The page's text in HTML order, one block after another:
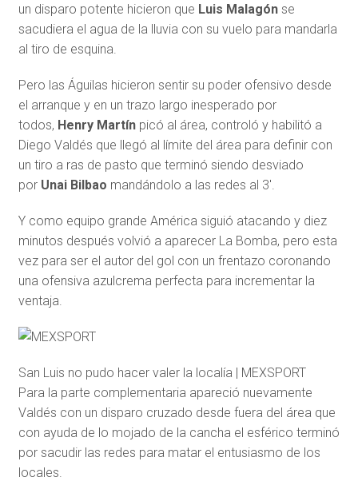
un disparo potente hicieron que Luis Malagónse
sacudiera el agua de la lluvia con su vuelo para mandarla
al tiro de esquina.
Pero las Águilas hicieron sentir su poder ofensivo desde
el arranque y en un trazo largo inesperado por
todos, Henry Martínpicó al área, controló y habilitó a
Diego Valdés que llegó al límite del área para definir con
un tiro a ras de pasto que terminó siendo desviado
por Unai Bilbao mandándolo a las redes al 3′.
Y como equipo grande América siguió atacando y diez
minutos después volvió a aparecer La Bomba, pero esta
vez para ser el autor del gol con un frentazo coronando
una ofensiva azulcrema perfecta para incrementar la
ventaja.
San Luis no pudo hacer valer la localía | MEXSPORT
Para la parte complementaria apareció nuevamente
Valdés con un disparo cruzado desde fuera del área que
con ayuda de lo mojado de la cancha el esférico terminó
por sacudir las redes para matar el entusiasmo de los
locales.